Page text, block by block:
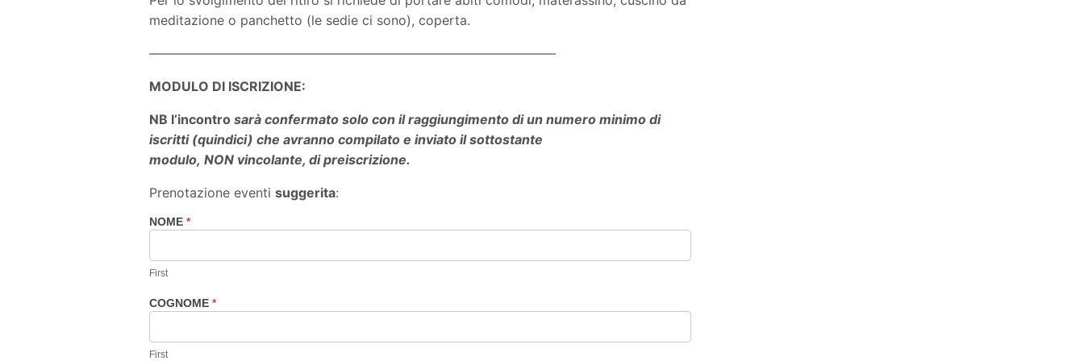
meditazione o panchetto (le sedie ci sono), coperta.
———————————————————————————————–
MODULO DI ISCRIZIONE:
NB l’incontrosarà confermato solo con il raggiungimento di un numero minimo di
iscritti (quindici) che avranno compilato e inviato il sottostante
modulo, NON vincolante, di preiscrizione.
Prenotazione eventisuggerita:
Prenotazione
consigliata
NOME *
First
COGNOME *
First